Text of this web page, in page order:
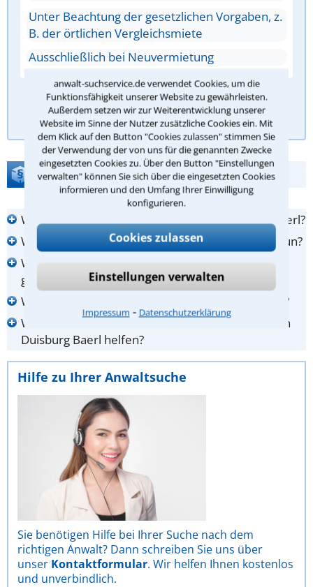
anwalt-suchservice.de verwendet Cookies, um die
Funktionsfähigkeit unserer Website zu gewährleisten.
Außerdem setzen wir zur Weiterentwicklung unserer
Website im Sinne der Nutzer zusätzliche Cookies ein. Mit
dem Klick auf den Button "Cookies zulassen" stimmen Sie
der Verwendung der von uns für die genannten Zwecke
eingesetzten Cookies zu. Über den Button "Einstellungen
verwalten" können Sie sich über die eingesetzten Cookies
informieren und den Umfang Ihrer Einwilligung
konfigurieren.
Cookies zulassen
Einstellungen verwalten
Impressum ⁃ Datenschutzerklärung
Unter Beachtung der gesetzlichen Vorgaben, z.
B. der örtlichen Vergleichsmiete
Ausschließlich bei Neuvermietung
Antwort überprüfen
FAQ zur Anwalt-Suche
Wie finde ich den richtigen Anwalt in Duisburg Baerl?
Was kann ein Anwalt in Duisburg Baerl für mich tun?
Wann sollte ich zum Anwalt in Duisburg Baerl
gehen?
Was kostet mich die Beauftragung eines Anwalts?
Wer kann mir bei der Suche nach einem Anwalt in
Duisburg Baerl helfen?
Hilfe zu Ihrer Anwaltsuche
Sie benötigen Hilfe bei Ihrer Suche nach dem
richtigen Anwalt? Dann schreiben Sie uns über
unser Kontaktformular. Wir helfen Ihnen kostenlos
und unverbindlich.